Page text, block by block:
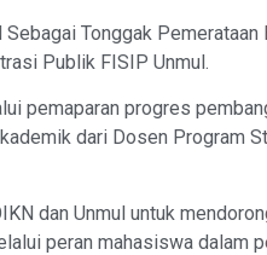
Tonggak
Publik FISIP Unmul.
pemaparan progres
dari Dosen Program
dan Unmul untuk
peran mahasiswa dalam